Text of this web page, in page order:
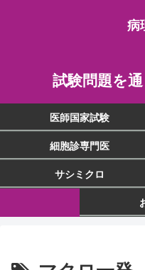
病
試験問題を
医師国家試験
細胞診専門医
サシミクロ